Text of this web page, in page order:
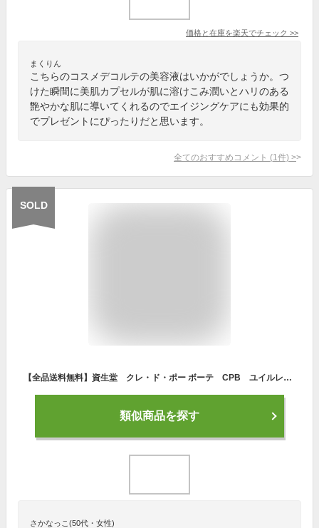
価格と在庫を楽天でチェック >>
まくりん
こちらのコスメデコルテの美容液はいかがでしょうか。つ
けた瞬間に美肌カプセルが肌に溶けこみ潤いとハリのある
艶やかな肌に導いてくれるのでエイジングケアにも効果的
でプレゼントにぴったりだと思います。
全てのおすすめコメント (1 件) >
SOLD
【全品送料無料】資生堂 クレ・ド・ポー ボーテ CPB ユイルレパラトゥリス オイル状美容液 うるおい 保湿 美肌 宅配便送料無料 国内正規品 リペアオイル 医薬部外品 クレドポー ボーテ スキンケア エイジングケア 40代 50代 60代
類似商品を探す
さかなっこ(50代・女性)